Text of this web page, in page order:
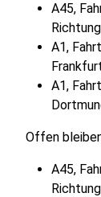
A45,
A1,
A1,
Offen
A45,